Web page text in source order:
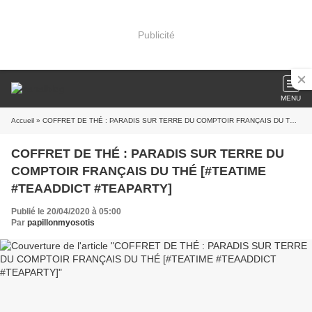
Publicité
MENU
Accueil » COFFRET DE THÉ : PARADIS SUR TERRE DU COMPTOIR FRANÇAIS DU THÉ [#TEATIME #TEAADDICT #TEAPARTY]
COFFRET DE THÉ : PARADIS SUR TERRE DU
COMPTOIR FRANÇAIS DU THÉ [#TEATIME
#TEAADDICT #TEAPARTY]
Publié le 20/04/2020 à 05:00
Par papillonmyosotis